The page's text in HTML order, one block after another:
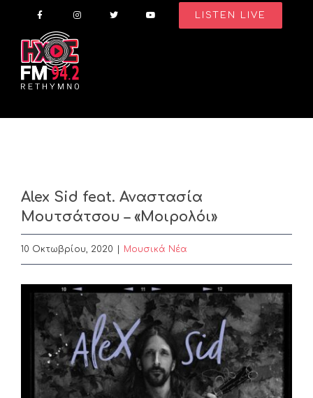
content
LISTEN LIVE
Alex Sid feat. Αναστασία
Μουτσάτσου – «Μοιρολόι»
10 Οκτωβρίου, 2020 | Μουσικά Νέα
View
Larger
Image